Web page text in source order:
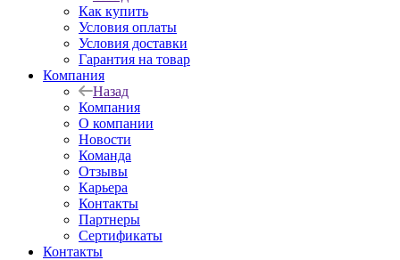
Как купить
Условия оплаты
Условия доставки
Гарантия на товар
Компания
Назад
Компания
О компании
Новости
Команда
Отзывы
Карьера
Контакты
Партнеры
Сертификаты
Контакты